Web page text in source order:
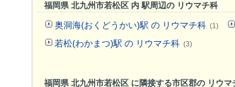
福岡県 北九州市若松区 内 駅周辺の リウマチ科
奥洞海(おくどうかい)駅 の リウマチ科 (1)
若松(わかまつ)駅 の リウマチ科 (3)
福岡県 北九州市若松区 に隣接する市区郡の リウマ